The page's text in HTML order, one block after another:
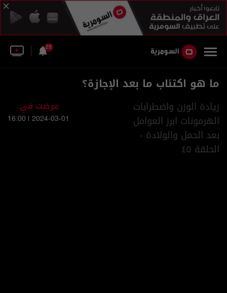
25
ما هو اكتئاب ما بعد الإجازة؟
زيادة الوزن واضطرابات
الهرمونات ابرز العوامل
بعد الحمل والولادة -
الحلقة ٤٥
عرضت في:
2024-03-01 | 16:00